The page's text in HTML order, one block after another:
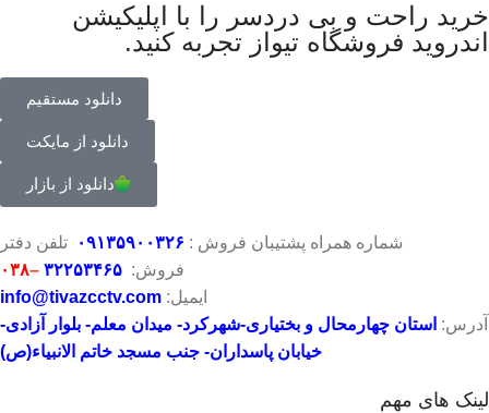
خرید راحت و بی دردسر را با اپلیکیشن
اندروید فروشگاه تیواز تجربه کنید.
دانلود مستقیم
دانلود از مایکت
دانلود از بازار
شماره همراه پشتیبان فروش : ۰۹۱۳۵۹۰ ۰۳۲۶
تلفن دفتر
فروش: ۳۲۲۵۳۴۶۵ –۰۳۸
ایمیل: info@tivazcctv.com
آدرس: استان چهارمحال و بختیاری-شهرکرد- میدان معلم- بلوار آزادی-
خیابان پاسداران- جنب مسجد خاتم الانبیاء(ص)
لینک های مهم